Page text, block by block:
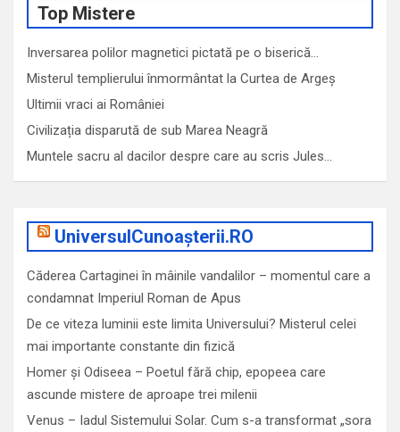
Top Mistere
Inversarea polilor magnetici pictată pe o biserică…
Misterul templierului înmormântat la Curtea de Argeș
Ultimii vraci ai României
Civilizația disparută de sub Marea Neagră
Muntele sacru al dacilor despre care au scris Jules…
UniversulCunoașterii.RO
Căderea Cartaginei în mâinile vandalilor – momentul care a
condamnat Imperiul Roman de Apus
De ce viteza luminii este limita Universului? Misterul celei
mai importante constante din fizică
Homer și Odiseea – Poetul fără chip, epopeea care
ascunde mistere de aproape trei milenii
Venus – Iadul Sistemului Solar. Cum s-a transformat „sora